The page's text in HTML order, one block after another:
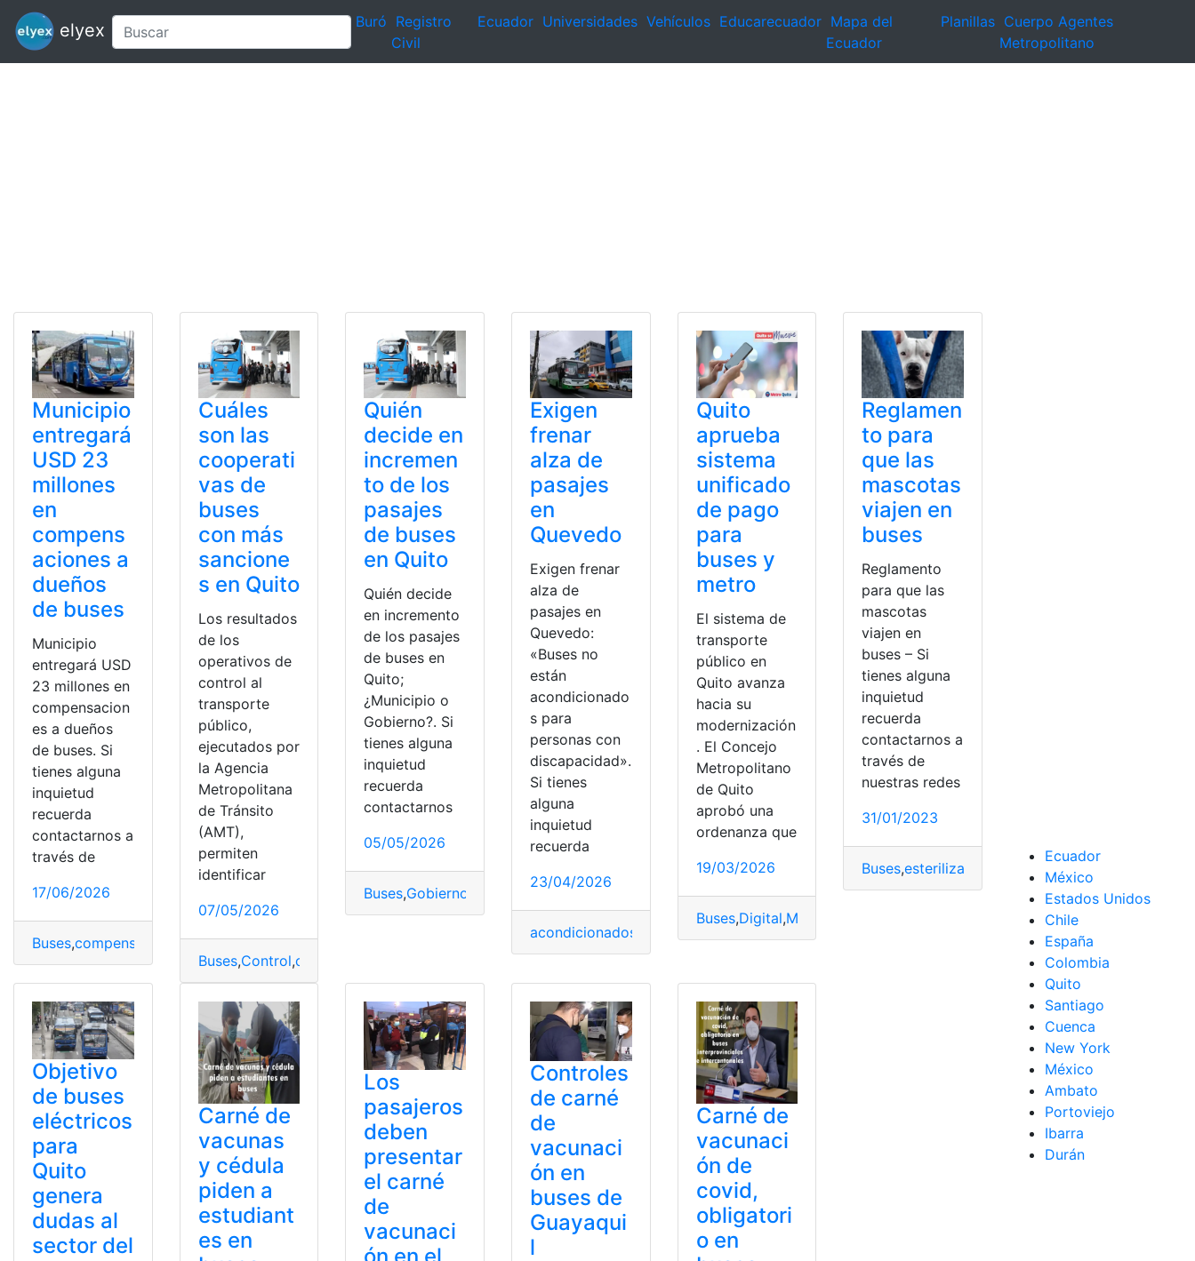
elyex Buró Registro
Civil
Ecuador Universidades Vehículos Educarecuador Mapa del
Ecuador
Planillas Cuerpo Agentes
Metropolitano
Municipio
entregará
USD 23
millones
en
compens
aciones a
dueños
de buses
Municipio
entregará USD
23 millones en
compensacion
es a dueños
de buses. Si
tienes alguna
inquietud
recuerda
contactarnos a
través de
17/06/2026
Buses,compensaciones,dueños,Millones,Municipio
Cuáles
son las
cooperati
vas de
buses
con más
sancione
s en Quito
Los resultados
de los
operativos de
control al
transporte
público,
ejecutados por
la Agencia
Metropolitana
de Tránsito
(AMT),
permiten
identificar
07/05/2026
Buses,Control,cooperativas
Quién
decide en
incremen
to de los
pasajes
de buses
en Quito
Quién decide
en incremento
de los pasajes
de buses en
Quito;
¿Municipio o
Gobierno?. Si
tienes alguna
inquietud
recuerda
contactarnos
05/05/2026
Buses,Gobierno Incremento, Municipio Quito
Exigen
frenar
alza de
pasajes
en
Quevedo
Exigen frenar
alza de
pasajes en
Quevedo:
«Buses no
están
acondicionado
s para
personas con
discapacidad».
Si tienes
alguna
inquietud
recuerda
23/04/2026
acondicionados Discapacidad pasajes, Personas
Quito
aprueba
sistema
unificado
de pago
para
buses y
metro
El sistema de
transporte
público en
Quito avanza
hacia su
modernización
. El Concejo
Metropolitano
de Quito
aprobó una
ordenanza que
19/03/2026
Buses,Digital,Medio Unificado
Reglamen
to para
que las
mascotas
viajen en
buses
Reglamento
para que las
mascotas
viajen en
buses – Si
tienes alguna
inquietud
recuerda
contactarnos a
través de
nuestras redes
31/01/2023
Buses,esterilizadas Mascotas ,Reglamento
Objetivo
de buses
eléctricos
para
Quito
genera
dudas al
sector del
Carné de
vacunas
y cédula
piden a
estudiant
es en
Los
pasajeros
deben
presentar
el carné
de
vacunaci
Controles
de carné
de
vacunaci
ón en
buses de
Guayaqui
l
Carné de
vacunaci
ón de
covid,
obligatori
o en
Ecuador
México
Estados Unidos
Chile
España
Colombia
Quito
Santiago
Cuenca
New York
México
Ambato
Portoviejo
Ibarra
Durán